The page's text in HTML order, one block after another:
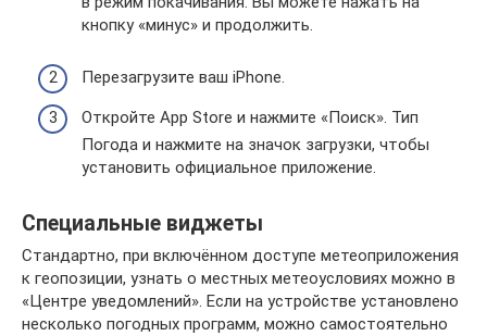
кнопку «минус» и продолжить.
Перезагрузите ваш iPhone.
Откройте App Store и нажмите «Поиск». Тип
Погода и нажмите на значок загрузки, чтобы
установить официальное приложение.
Специальные виджеты
Стандартно, при включённом доступе метеоприложения
к геопозиции, узнать о местных метеоусловиях можно в
«Центре уведомлений». Если на устройстве установлено
несколько погодных программ, можно самостоятельно